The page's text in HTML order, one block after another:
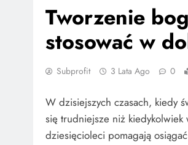
Tworzenie
stosować w
Subprofit 3 Lata Ago 0
W dzisiejszych czasach, kiedy
się trudniejsze niż
dziesięcioleci pomagają